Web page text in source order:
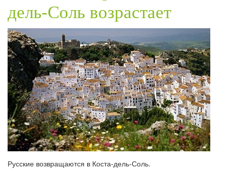
дель-Соль возрастает
Русские возвращаются в Коста-дель-Соль.